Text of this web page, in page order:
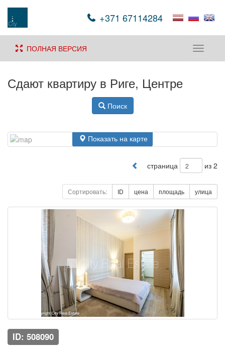
+371 67114284
Toggle
ПОЛНАЯ ВЕРСИЯ
Сдают квартиру в Риге, Центре
Поиск
Показать на карте
страница из 2
Сортировать: ID цена площадь улица
ID: 508090